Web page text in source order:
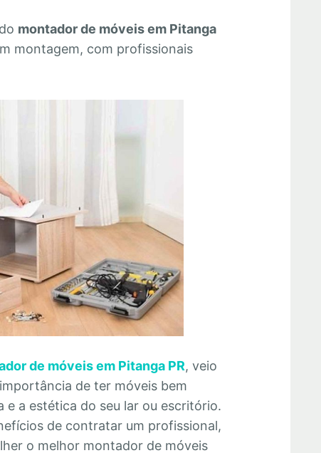
montador de móveis em Pitanga
montagem, com profissionais
de móveis em Pitanga PR, veio
de ter móveis bem
a estética do seu lar ou escritório.
de contratar um profissional,
o melhor montador de móveis